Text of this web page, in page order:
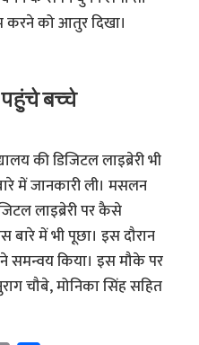
करने को आतुर दिखा।
पहुंचे बच्चे
की डिजिटल लाइब्रेरी भी
में जानकारी ली। मसलन
लाइब्रेरी पर कैसे
बारे में भी पूछा। इस दौरान
किया। इस मौके पर
चौबे, मोनिका सिंह सहित